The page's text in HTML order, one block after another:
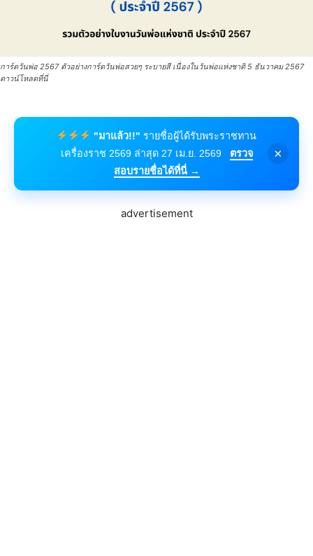
การ์ดวันพ่อ 2567 ตัวอย่างการ์ดวันพ่อสวยๆ ระบายสี เนื่องในวันพ่อแห่งชาติ 5 ธันวาคม 2567
ดาวน์โหลดที่นี่
"มาแล้ว!!" รายชื่อผู้ได้รับพระราชทาน
เครื่องราช 2569 ล่าสุด 27 เม.ย. 2569
ตรวจ
สอบรายชื่อได้ที่นี่ →
×
advertisement